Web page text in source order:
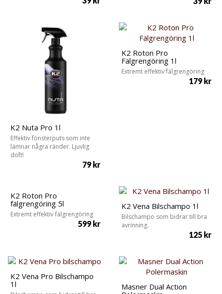
K2 Nuta Pro 1l
Effektiv fönsterputs som inte
lämnar några ränder. Ljuvlig
doft!
79 kr
K2 Roton Pro
Fälgrengöring 1l
Extremt effektiv fälgrengöring
179 kr
K2 Roton Pro
fälgrengöring 5l
Extremt effektiv fälgrengöring
599 kr
K2 Vena Bilschampo 1l
Bilschampo som bidrar till bra
avrinning.
125 kr
K2 Vena Pro Bilschampo
1l
Masner Dual Action